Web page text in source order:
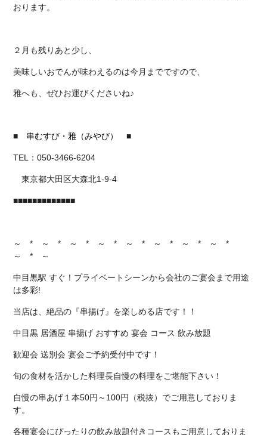
おります。
２月も残りあと少し、
美味しいおでんが味わえるのは今月までですので、
雅へも、ぜひお運びくださいね♪
■ 串むすび・雅 （みやび） ■
TEL：050-3466-6204
東京都大田区大森北1-9-4
■■■■■■■■■■■■■
～ * ～ * ～ * ～ * ～ * ～ * ～ * ～ *
～ * ～
中目黒駅 すぐ！プライベートシーンから会社のご宴会まで用途
は多彩!
当店は、絶品の『串揚げ』を楽しめる店です！！
中目黒 居酒屋 串揚げ おすすめ 宴会 コース 飲み放題
歓迎会 送別会 宴会ご予約受付中です！
旬の食材を活かした料理長自慢の料理をご堪能下さい！
自慢の串あげ１本50円～100円（税抜）でご用意しておりま
す。
各種宴会にぴったりの飲み放題付きコースもご用意しておりま